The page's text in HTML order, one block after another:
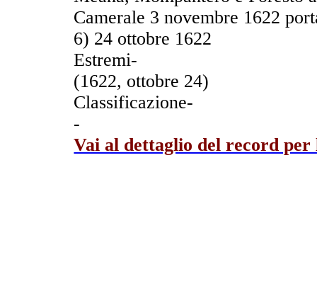
Camerale 3 novembre 1622
6) 24 ottobre 1622
Estremi-
(1622, ottobre 24)
Classificazione-
-
Vai al dettaglio del record per